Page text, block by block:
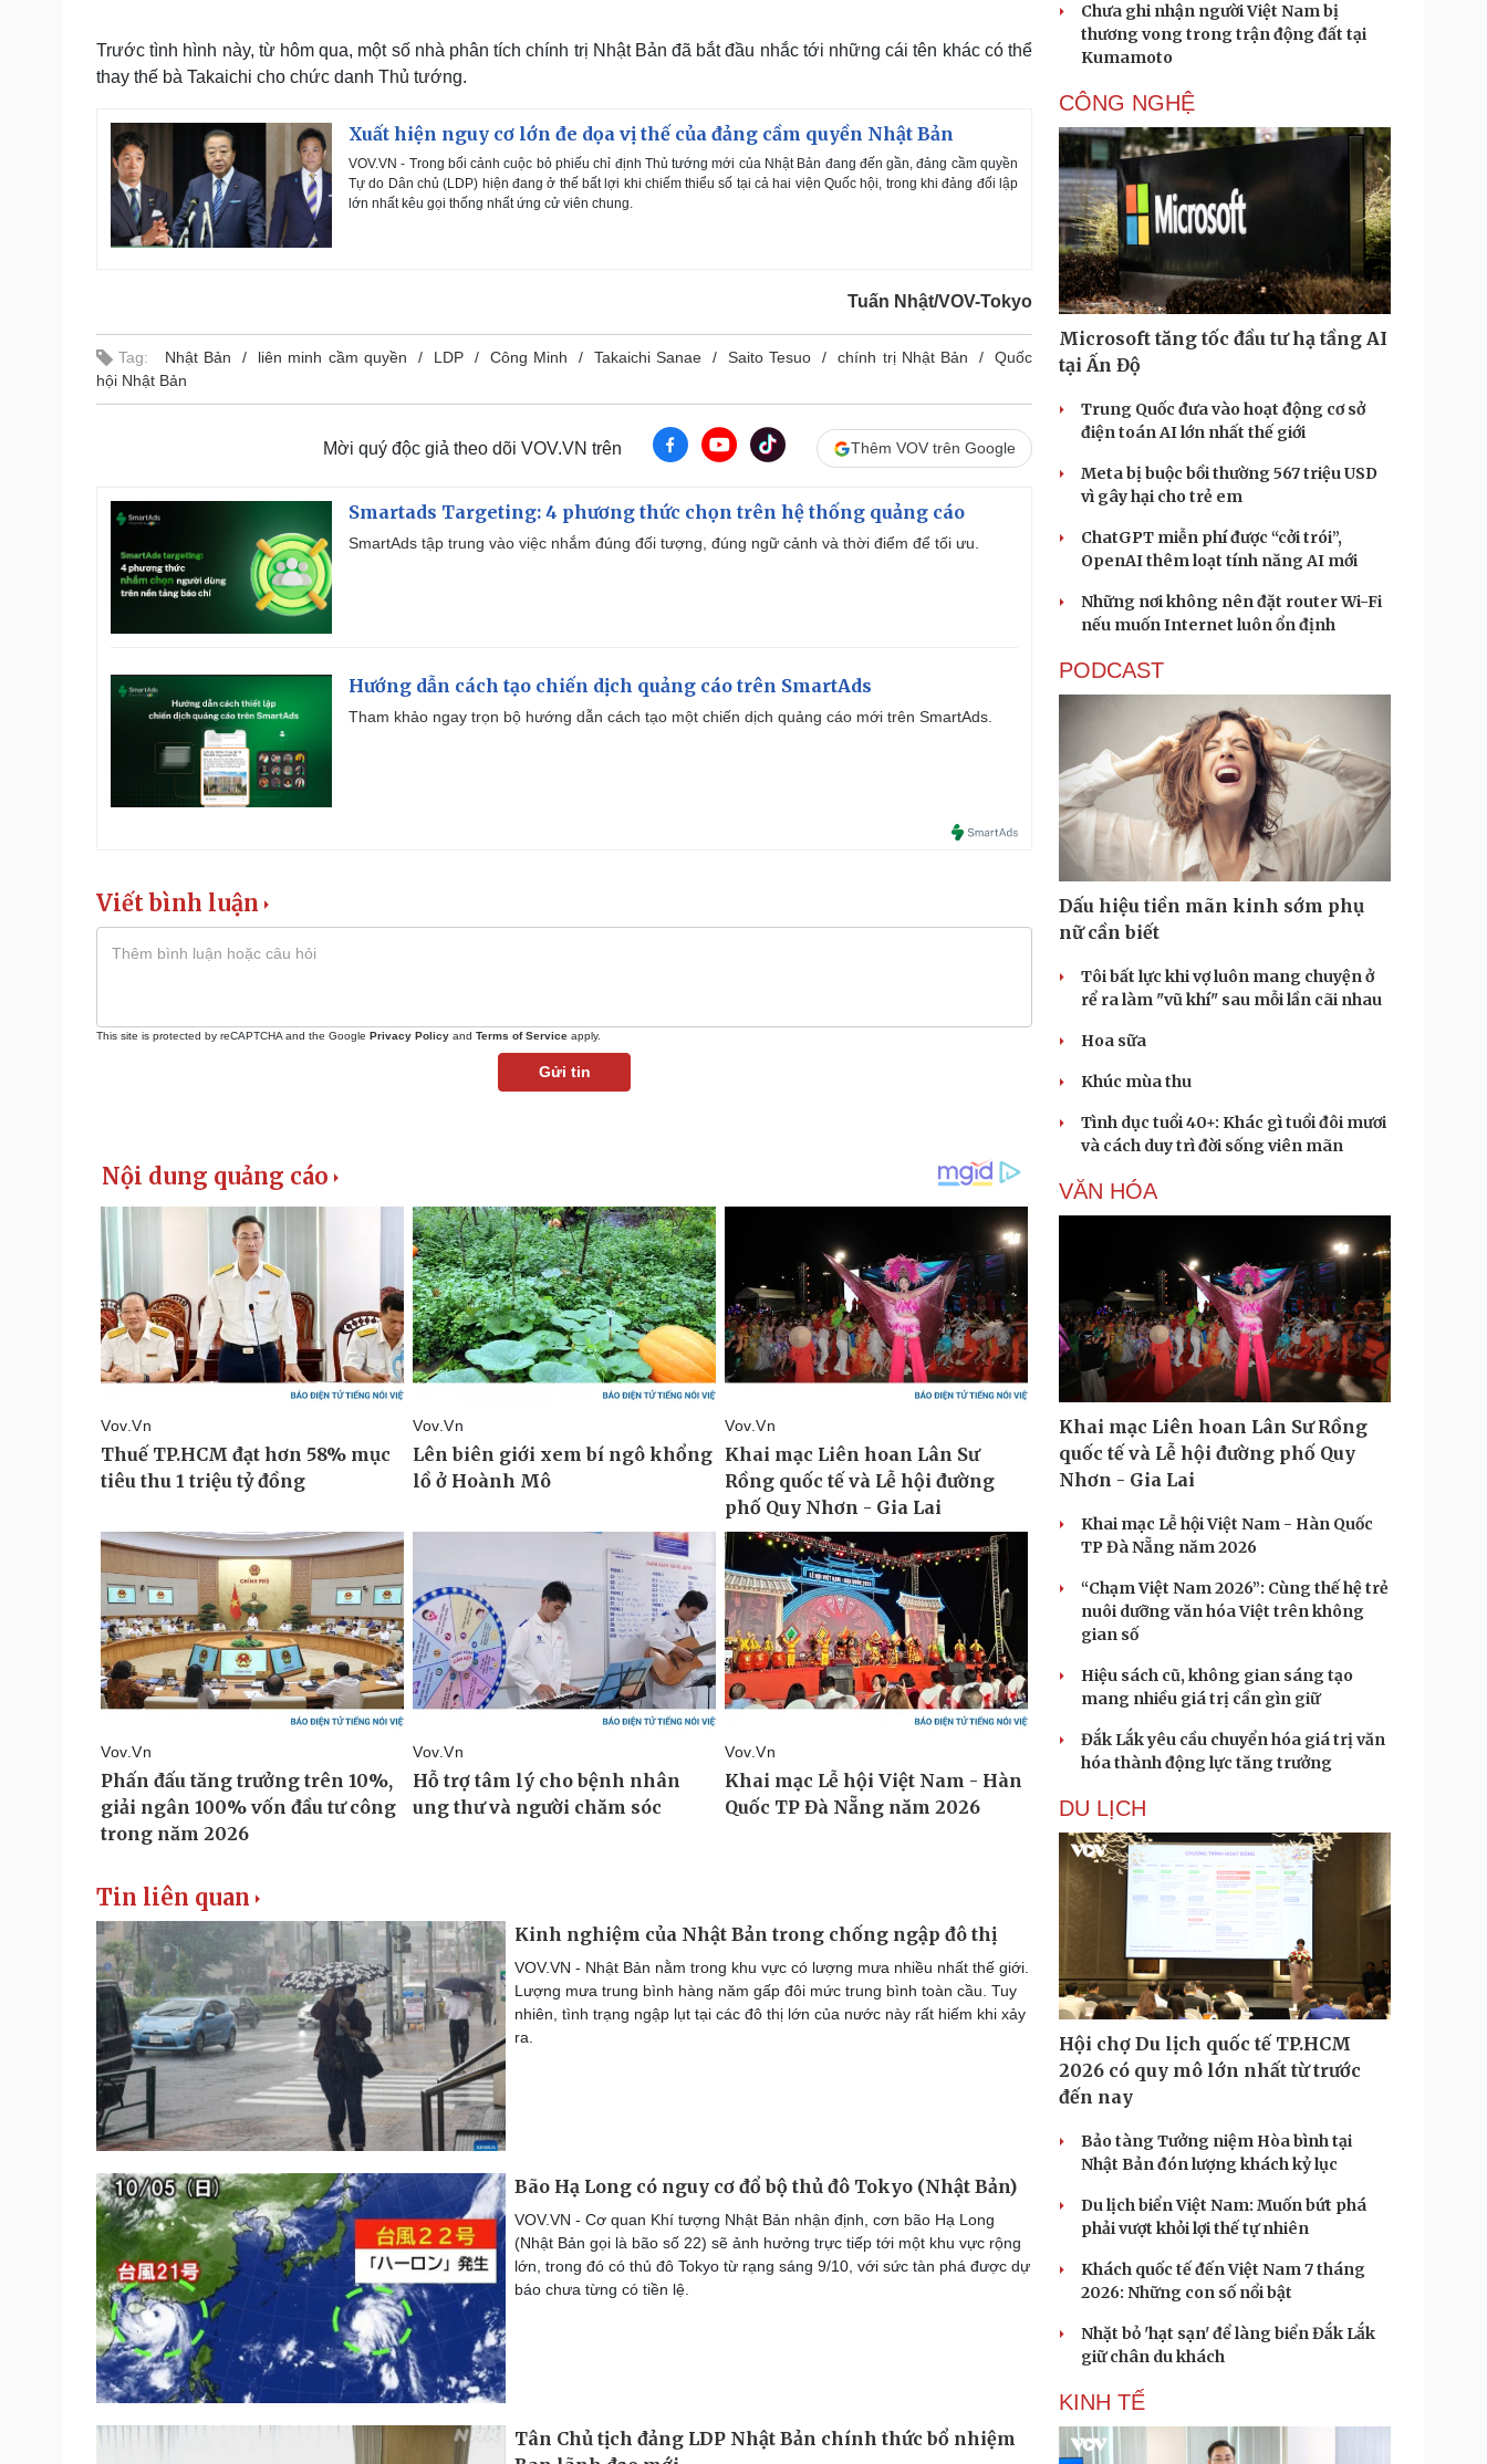
Trước tình hình này, từ hôm qua, một số nhà phân tích chính trị Nhật Bản đã bắt đầu nhắc tới những cái tên khác có thể
thay thế bà Takaichi cho chức danh Thủ tướng.
Xuất hiện nguy cơ lớn đe dọa vị thế của đảng cầm quyền Nhật Bản
VOV.VN - Trong bối cảnh cuộc bỏ phiếu chỉ định Thủ tướng mới của Nhật Bản đang đến gần, đảng cầm quyền
Tự do Dân chủ (LDP) hiện đang ở thế bất lợi khi chiếm thiểu số tại cả hai viện Quốc hội, trong khi đảng đối lập
lớn nhất kêu gọi thống nhất ứng cử viên chung.
Tuấn Nhật/VOV-Tokyo
Tag: Nhật Bản liên minh cầm quyền LDP Công Minh Takaichi Sanae Saito Tesuo chính trị Nhật Bản
Quốc
hội Nhật Bản
Mời quý độc giả theo dõi VOV.VN trên Thêm VOV trên Google
Smartads Targeting: 4 phương thức chọn trên hệ thống quảng cáo
SmartAds tập trung vào việc nhắm đúng đối tượng, đúng ngữ cảnh và thời điểm để tối ưu.
Hướng dẫn cách tạo chiến dịch quảng cáo trên SmartAds
Tham khảo ngay trọn bộ hướng dẫn cách tạo một chiến dịch quảng cáo mới trên SmartAds.
Viết bình luận
This site is protected by reCAPTCHA and the Google Privacy Policy and Terms of Service apply.
Gửi tin
Tin liên quan
Kinh nghiệm của Nhật Bản trong chống ngập đô thị
VOV.VN - Nhật Bản nằm trong khu vực có lượng mưa nhiều nhất thế giới.
Lượng mưa trung bình hàng năm gấp đôi mức trung bình toàn cầu. Tuy
nhiên, tình trạng ngập lụt tại các đô thị lớn của nước này rất hiếm khi xảy
ra.
Bão Hạ Long có nguy cơ đổ bộ thủ đô Tokyo (Nhật Bản)
VOV.VN - Cơ quan Khí tượng Nhật Bản nhận định, cơn bão Hạ Long
(Nhật Bản gọi là bão số 22) sẽ ảnh hưởng trực tiếp tới một khu vực rộng
lớn, trong đó có thủ đô Tokyo từ rạng sáng 9/10, với sức tàn phá được dự
báo chưa từng có tiền lệ.
Tân Chủ tịch đảng LDP Nhật Bản chính thức bổ nhiệm
Chưa ghi nhận người Việt Nam bị
thương vong trong trận động đất tại
Kumamoto
CÔNG NGHỆ
Microsoft tăng tốc đầu tư hạ tầng AI
tại Ấn Độ
Trung Quốc đưa vào hoạt động cơ sở
điện toán AI lớn nhất thế giới
Meta bị buộc bồi thường 567 triệu USD
vì gây hại cho trẻ em
ChatGPT miễn phí được “cởi trói”,
OpenAI thêm loạt tính năng AI mới
Những nơi không nên đặt router Wi-Fi
nếu muốn Internet luôn ổn định
PODCAST
Dấu hiệu tiền mãn kinh sớm phụ
nữ cần biết
Tôi bất lực khi vợ luôn mang chuyện ở
rể ra làm "vũ khí" sau mỗi lần cãi nhau
Hoa sữa
Khúc mùa thu
Tình dục tuổi 40+: Khác gì tuổi đôi mươi
và cách duy trì đời sống viên mãn
VĂN HÓA
Khai mạc Liên hoan Lân Sư Rồng
quốc tế và Lễ hội đường phố Quy
Nhơn - Gia Lai
Khai mạc Lễ hội Việt Nam - Hàn Quốc
TP Đà Nẵng năm 2026
“Chạm Việt Nam 2026”: Cùng thế hệ trẻ
nuôi dưỡng văn hóa Việt trên không
gian số
Hiệu sách cũ, không gian sáng tạo
mang nhiều giá trị cần gìn giữ
Đắk Lắk yêu cầu chuyển hóa giá trị văn
hóa thành động lực tăng trưởng
DU LỊCH
Hội chợ Du lịch quốc tế TP.HCM
2026 có quy mô lớn nhất từ trước
đến nay
Bảo tàng Tưởng niệm Hòa bình tại
Nhật Bản đón lượng khách kỷ lục
Du lịch biển Việt Nam: Muốn bứt phá
phải vượt khỏi lợi thế tự nhiên
Khách quốc tế đến Việt Nam 7 tháng
2026: Những con số nổi bật
Nhặt bỏ 'hạt sạn' để làng biển Đắk Lắk
giữ chân du khách
KINH TẾ